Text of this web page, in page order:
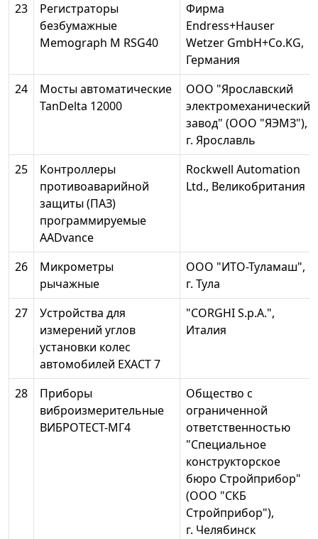
23
Регистраторы
безбумажные
Memograph М RSG40
Фирма
Endress+Hauser
Wetzer GmbH+Co.KG,
Германия
24
Мосты автоматические
TanDelta 12000
ООО "Ярославский
электромеханический
завод" (ООО "ЯЭМЗ"),
г. Ярославль
25
Контроллеры
противоаварийной
защиты (ПАЗ)
программируемые
AADvance
Rockwell Automation
Ltd., Великобритания
26
Микрометры
рычажные
ООО "ИТО-Туламаш",
г. Тула
27
Устройства для
измерений углов
установки колес
автомобилей EXACT 7
"CORGHI S.p.A.",
Италия
28
Приборы
виброизмерительные
ВИБРОТЕСТ-МГ4
Общество с
ограниченной
ответственностью
"Специальное
конструкторское
бюро Стройприбор"
(ООО "СКБ
Стройприбор"),
г. Челябинск